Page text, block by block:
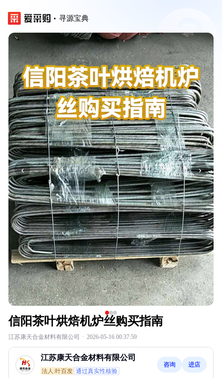
寻源宝典
‹ ›
信阳茶叶烘焙机炉丝购买指南
江苏康天合金材料有限公司 · 2026-05-16 00:37:59
江苏康天合金材料有限公司
法人:叶百发 通过真实性核验
咨询 进店